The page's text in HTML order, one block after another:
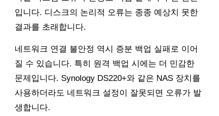
입니다. 디스크의 논리적 오류는 종종 예상치 못한
결과를 초래합니다.
네트워크 연결 불안정 역시 증분 백업 실패로 이어
질 수 있습니다. 특히 원격 백업 시에는 더 민감한
문제입니다. Synology DS220+와 같은 NAS 장치를
사용하더라도 네트워크 설정이 잘못되면 오류가 발
생합니다.